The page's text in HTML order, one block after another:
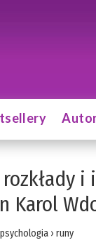
rozkłady
Karol
› runy